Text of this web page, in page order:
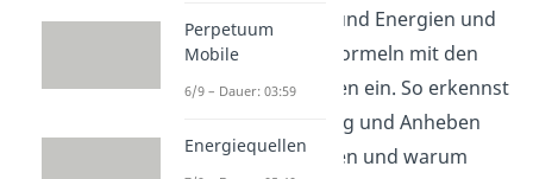
Kräften, Wegen und Energien und
setzt passende Formeln mit den
richtigen Einheiten ein. So erkennst
du, wie Bewegung und Anheben
zusammenhängen und warum
Perpetuum
Mobile
6/9 – Dauer: 03:59
Energiequellen